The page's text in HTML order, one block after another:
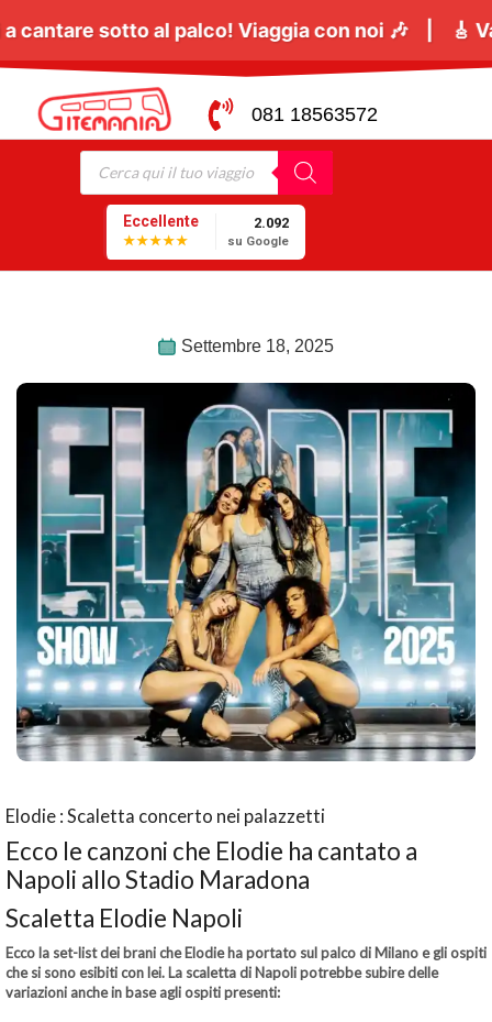
06 Giugnotutti a cantare sotto al palco! Viaggia
081 18563572
Eccellente
★★★★★
2.092
su Google
Settembre 18, 2025
Elodie : Scaletta concerto nei palazzetti
Ecco le canzoni che Elodie ha cantato a
Napoli allo Stadio Maradona
Scaletta Elodie Napoli
Ecco la set-list dei brani che Elodie ha portato sul palco di Milano e gli ospiti
che si sono esibiti con lei. La scaletta di Napoli potrebbe subire delle
variazioni anche in base agli ospiti presenti: